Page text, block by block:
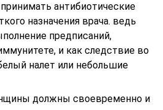
антибиотические
назначения врача. ведь
предписаний,
и как следствие во
налет или небольшие
должны своевременно и